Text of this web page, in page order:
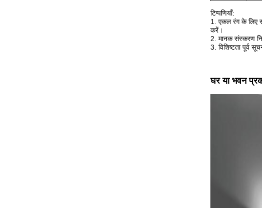
टिप्पणियाँ:
1. एकल रंग के लिए
करें।
2. मानक संस्करण
3. विशिष्टता पूर्व
घर या भवन